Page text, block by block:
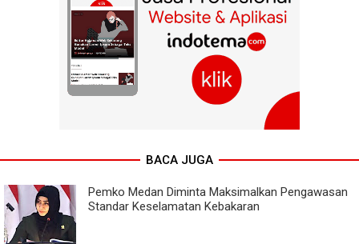
BACA JUGA
Pemko Medan Diminta Maksimalkan Pengawasan
Standar Keselamatan Kebakaran